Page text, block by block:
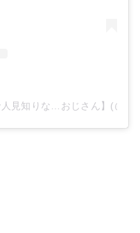
人見知りな…おじさん】